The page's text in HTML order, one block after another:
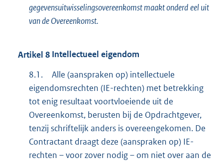
gegevensuitwisselingsovereenkomst maakt onderd eel uit
van de Overeenkomst.
Artikel 8 Intellectueel eigendom
8.1.
Alle (aanspraken op) intellectuele
eigendomsrechten (IE-rechten) met betrekking
tot enig resultaat voortvloeiende uit de
Overeenkomst, berusten bij de Opdrachtgever,
tenzij schriftelijk anders is overeengekomen. De
Contractant draagt deze (aanspraken op) IE-
rechten – voor zover nodig – om niet over aan de